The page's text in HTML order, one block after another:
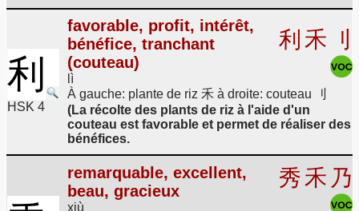
利
HSK 4
favorable, profit, intérêt,
bénéfice, tranchant
(couteau)
lì
利 禾 刂
À gauche: plante de riz 禾 à droite: couteau 刂
(La récolte des plants de riz à l'aide d'un
couteau est favorable et permet de réaliser des
bénéfices.
remarquable, excellent,
beau, gracieux
xiù
秀禾 乃